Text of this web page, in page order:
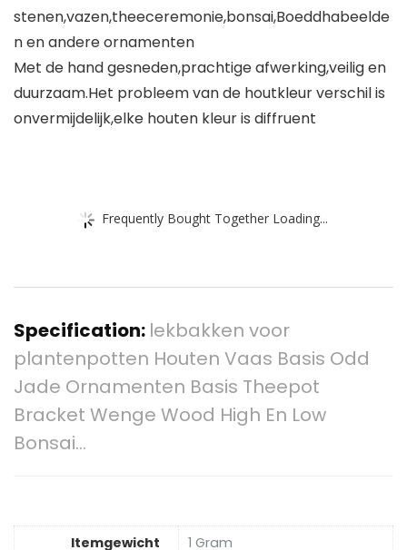
stenen,vazen,theeceremonie,bonsai,Boeddhabeelde
n en andere ornamenten
Met de hand gesneden,prachtige afwerking,veilig en
duurzaam.Het probleem van de houtkleur verschil is
onvermijdelijk,elke houten kleur is diffruent
Frequently Bought Together Loading...
Specification: lekbakken voor
plantenpotten Houten Vaas Basis Odd
Jade Ornamenten Basis Theepot
Bracket Wenge Wood High En Low
Bonsai…
Itemgewicht
‎1 Gram